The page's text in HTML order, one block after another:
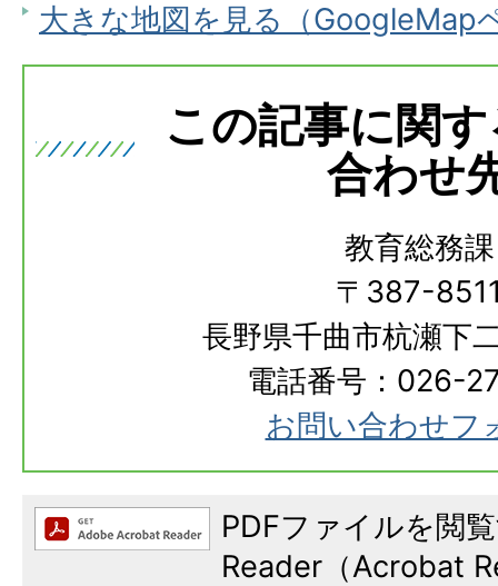
大きな地図を見る（GoogleMap
この記事に関
合わせ
教育総務課
〒387-
長野県千曲市杭瀬下
電話番号：026-
お問い合わせフ
PDFファイルを閲
Reader（Acrobat